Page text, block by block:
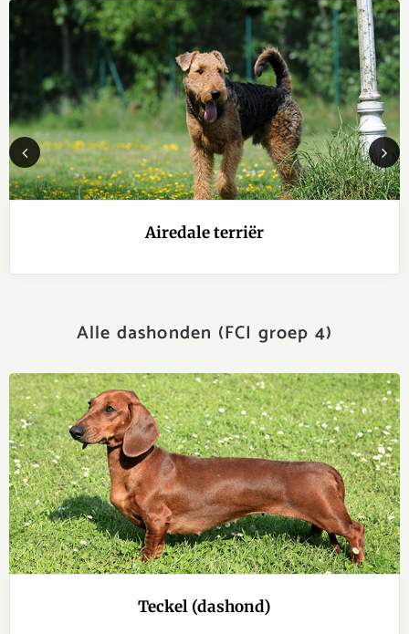
Previous
Airedale terriër
Next
Alle dashonden (FCI groep 4)
Teckel (dashond)